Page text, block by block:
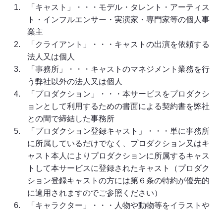
「キャスト」・・・モデル・タレント・アーティス
ト・インフルエンサー・実演家・専門家等の個人事
業主
「クライアント」・・・キャストの出演を依頼する
法人又は個人
「事務所」・・・キャストのマネジメント業務を行
う弊社以外の法人又は個人
「プロダクション」・・・本サービスをプロダクシ
ョンとして利用するための書面による契約書を弊社
との間で締結した事務所
「プロダクション登録キャスト」・・・単に事務所
に所属しているだけでなく、プロダクション又はキ
ャスト本人によりプロダクションに所属するキャス
トして本サービスに登録されたキャスト（プロダク
ション登録キャストの方には第６条の特約が優先的
に適用されますのでご参照ください）
「キャラクター」・・・人物や動物等をイラストや